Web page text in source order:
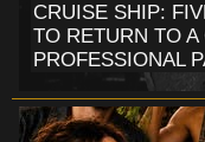
CRUISE SHIP:
TO RETURN TO
PROFESSIONAL